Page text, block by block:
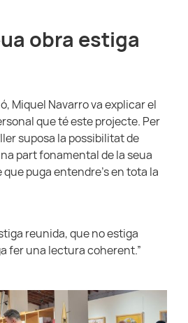
obra estiga
Miquel Navarro va explicar el
que té este projecte. Per
suposa la possibilitat de
part fonamental de la seua
puga entendre’s en tota la
reunida, que no estiga
fer una lectura coherent.”